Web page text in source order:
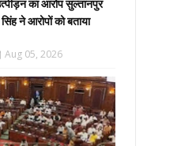
का आरोप सुल्तानपुर
ने आरोपों को बताया
Aug 05, 2026